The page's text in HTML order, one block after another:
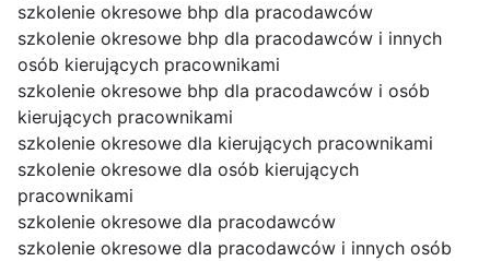
szkolenie okresowe bhp dla pracodawców
szkolenie okresowe bhp dla pracodawców i innych
osób kierujących pracownikami
szkolenie okresowe bhp dla pracodawców i osób
kierujących pracownikami
szkolenie okresowe dla kierujących pracownikami
szkolenie okresowe dla osób kierujących
pracownikami
szkolenie okresowe dla pracodawców
szkolenie okresowe dla pracodawców i innych osób